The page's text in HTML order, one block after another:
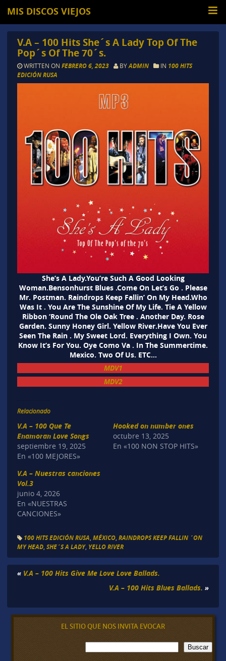
MIS DISCOS VIEJOS
V.A – 100 Hits She´s A Lady Top Of The
Pop´s Of The 70´s.
WRITTEN ON FEBRERO 6, 2023 BYADMIN IN 100 HITS
EDICIÓN RUSA
She’s A Lady.You’re Such A Good Looking
Woman.Bensonhurst Blues .Come On Let’s Go . Please
Mr. Postman. Raindrops Keep Fallin’ On My Head.Who
Was It . You Are The Sunshine Of My Life. Tie A Yellow
Ribbon ‘Round The Ole Oak Tree . Another Day. Rose
Garden. Sunny Honey Girl. Yellow River.Have You Ever
Seen The Rain . My Sweet Lord. Everything I Own. You
Know It’s For You. Oye Como Va . In The Summertime.
Mexico. Two Of Us. ETC…
MDV1
MDV2
Relacionado
V.A – 100 Que Te
Enamoran Love Songs
septiembre 19, 2025
En «100 MEJORES»
Hooked on number ones
octubre 13, 2025
En «100 NON STOP HITS»
V.A – Nuestras canciones
Vol.3
junio 4, 2026
En «NUESTRAS
CANCIONES»
100 HITS EDICIÓN RUSA MÉXICO, RAINDROPS KEEP FALLIN ´ON
MY HEAD, SHE´S A LADY, YELLO RIVER
« V.A – 100 Hits Give Me Love Love Ballads.
V.A – 100 Hits Blues Ballads. »
EL SITIO QUE NOS INVITA EVOCAR
B
u
Buscar